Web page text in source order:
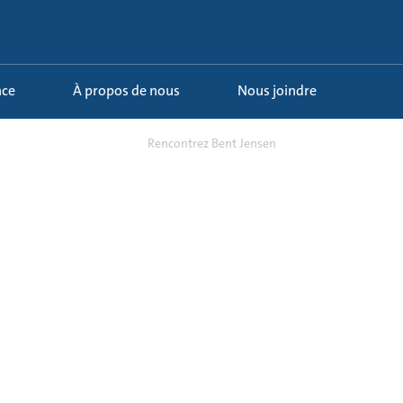
À propos de nous Nous joindre
Rencontrez Bent Jensen